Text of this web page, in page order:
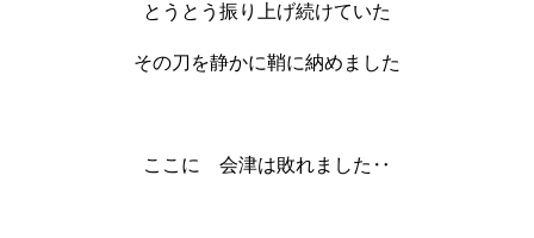
とうとう振り上げ続けていた
その刀を静かに鞘に納めました
ここに 会津は敗れました‥